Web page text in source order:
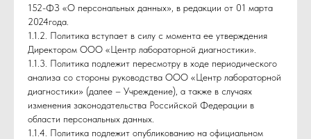
152-ФЗ «О персональных данных», в редакции от 01 марта
2024года.
1.1.2. Политика вступает в силу с момента ее утверждения
Директором ООО «Центр лабораторной диагностики».
1.1.3. Политика подлежит пересмотру в ходе периодического
анализа со стороны руководства ООО «Центр лабораторной
диагностики» (далее – Учреждение), а также в случаях
изменения законодательства Российской Федерации в
области персональных данных.
1.1.4. Политика подлежит опубликованию на официальном